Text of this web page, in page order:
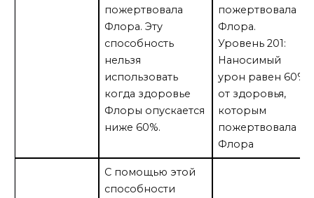
пожертвовала
Флора. Эту
способность
нельзя
использовать
когда здоровье
Флоры опускается
ниже 60%.
пожертвовала
Флора.
Уровень 201:
Наносимый
урон равен 60%
от здоровья,
которым
пожертвовала
Флора
С помощью этой
способности